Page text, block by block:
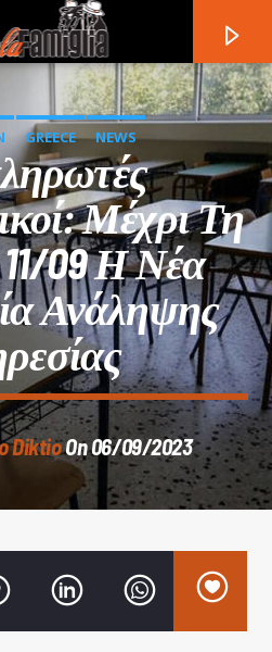
GREECE NEWS
Μέχρι Τη
09 Η Νέα
Ανάληψης
DiktioOn 06/09/2023